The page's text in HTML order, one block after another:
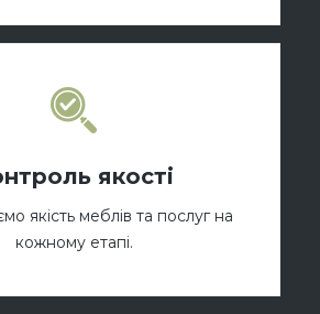
якості
якість меблів та послуг на
кожному етапі.